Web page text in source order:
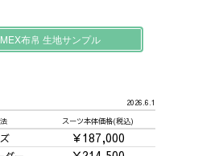
布帛 生地サンプル
2026.6.1
スーツ本体価格(税込)
￥187,000